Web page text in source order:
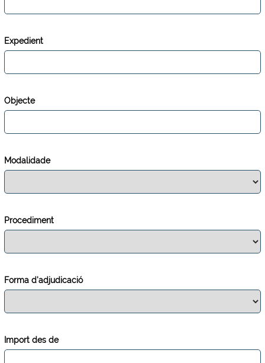
Expedient
Objecte
Modalidade
Procediment
Forma d'adjudicació
Import des de